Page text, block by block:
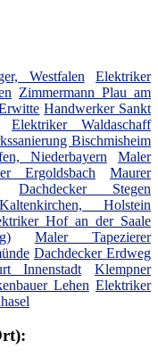
Westfalen
Elektriker
Zimmermann Plau am
Handwerker Sankt
Elektriker Waldaschaff
Bischmisheim
Niederbayern
Maler
Ergoldsbach
Maurer
Dachdecker Stegen
Holstein
Hof an der Saale
Maler Tapezierer
Dachdecker Erdweg
Innenstadt
Klempner
Lehen Elektriker